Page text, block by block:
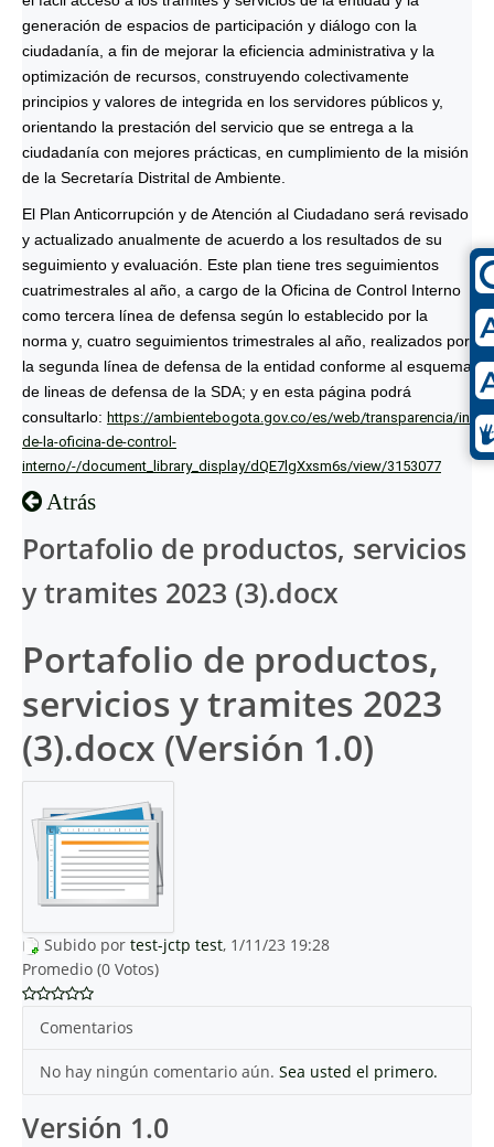
generación de espacios de participación y diálogo con la
ciudadanía, a fin de mejorar la eficiencia administrativa y la
optimización de recursos, construyendo colectivamente
principios y valores de integrida en los servidores públicos y,
orientando la prestación del servicio que se entrega a la
ciudadanía con mejores prácticas, en cumplimiento de la misión
de la Secretaría Distrital de Ambiente.
El Plan Anticorrupción y de Atención al Ciudadano será revisado
y actualizado anualmente de acuerdo a los resultados de su
seguimiento y evaluación. Este plan tiene tres seguimientos
cuatrimestrales al año, a cargo de la Oficina de Control Interno
como tercera línea de defensa según lo establecido por la
norma y, cuatro seguimientos trimestrales al año, realizados por
la segunda línea de defensa de la entidad conforme al esquema
de lineas de defensa de la SDA; y en esta página podrá
consultarlo: https://ambientebogota.gov.co/es/web/transparencia/
de-la-oficina-de-control-
interno/-/document_library_display/dQE7lgXxsm6s/view/3153077
Atrás
Portafolio de productos, servicios
y tramites 2023 (3).docx
Portafolio de productos,
servicios y tramites 2023
(3).docx (Versión 1.0)
Subido por test-jctp test, 1/11/23 19:28
Promedio (0 Votos)
Comentarios
No hay ningún comentario aún. Sea usted el primero.
Versión 1.0